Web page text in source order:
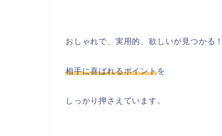
おしゃれで、実用的、欲しいが見つかる
相手に喜ばれるポイントを
しっかり押さえています。